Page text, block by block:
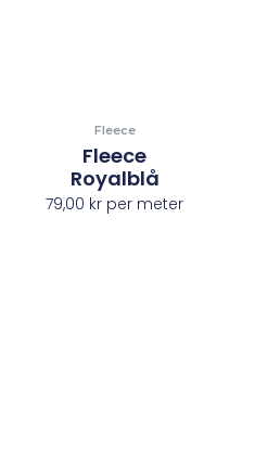
Fleece
Fleece
Royalblå
79,00 kr per meter